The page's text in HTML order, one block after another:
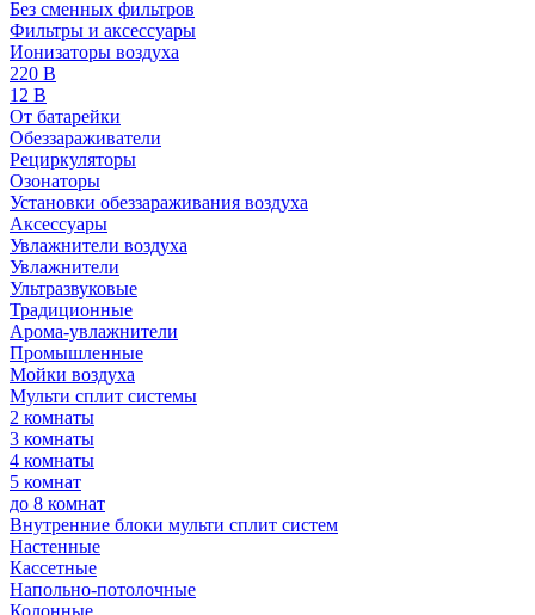
Без сменных фильтров
Фильтры и аксессуары
Ионизаторы воздуха
220 В
12 В
От батарейки
Обеззараживатели
Рециркуляторы
Озонаторы
Установки обеззараживания воздуха
Аксессуары
Увлажнители воздуха
Увлажнители
Ультразвуковые
Традиционные
Арома-увлажнители
Промышленные
Мойки воздуха
Мульти сплит системы
2 комнаты
3 комнаты
4 комнаты
5 комнат
до 8 комнат
Внутренние блоки мульти сплит систем
Настенные
Кассетные
Напольно-потолочные
Колонные